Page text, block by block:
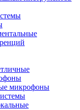
микрофоны